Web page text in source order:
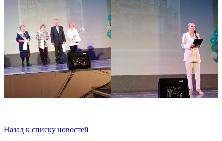
Назад к списку новостей